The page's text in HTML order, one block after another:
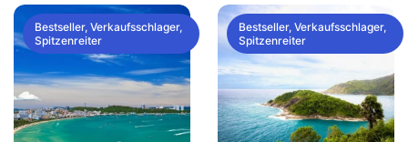
Bestseller, Verkaufsschlager,
Spitzenreiter
Bestseller, Verkaufsschlager,
Spitzenreiter